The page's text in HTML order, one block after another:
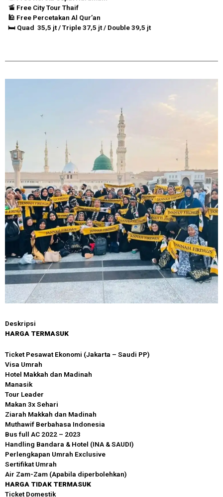
🚡 Free City Tour Thaif
🕌 Free Percetakan Al Qur’an
🛏️ Quad 35,5 jt / Triple 37,5 jt / Double 39,5 jt
Deskripsi
HARGA TERMASUK
Ticket Pesawat Ekonomi (Jakarta – Saudi PP)
Visa Umrah
Hotel Makkah dan Madinah
Manasik
Tour Leader
Makan 3x Sehari
Ziarah Makkah dan Madinah
Muthawif Berbahasa Indonesia
Bus full AC 2022 – 2023
Handling Bandara & Hotel (INA & SAUDI)
Perlengkapan Umrah Exclusive
Sertifikat Umrah
Air Zam-Zam (Apabila diperbolehkan)
HARGA TIDAK TERMASUK
Ticket Domestik